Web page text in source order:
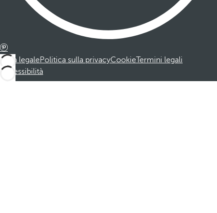
Nota legalePolitica sulla privacyCookieTermini legali
Accessibilità